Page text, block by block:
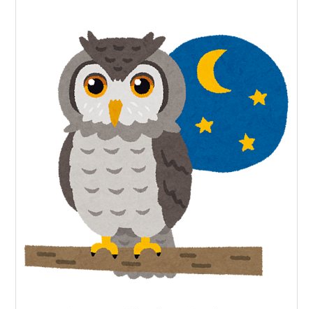
が実現した。
の引退試合の相手を務めた。
2006年、新日本を退団。無我ワールド・プロレスリン
グ旗揚げに参加。
2007年10月、無我ワールド・プロレスリングを退団
し、全日本プロレスに移籍。
ドロップキック
コブラツイスト
ニードロップ
逆さ押え込み
スピニング・トゥー・ホールド